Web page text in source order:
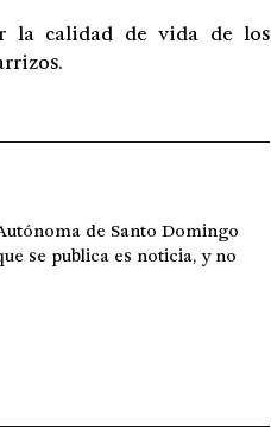
la calidad de vida de los
de Santo Domingo
se publica es noticia, y no